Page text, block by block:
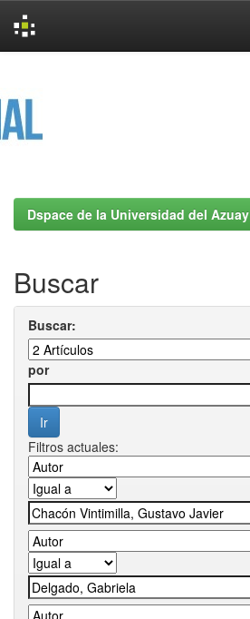
Dspace de la Universidad del Azuay
Buscar
Buscar:
por
Filtros actuales: